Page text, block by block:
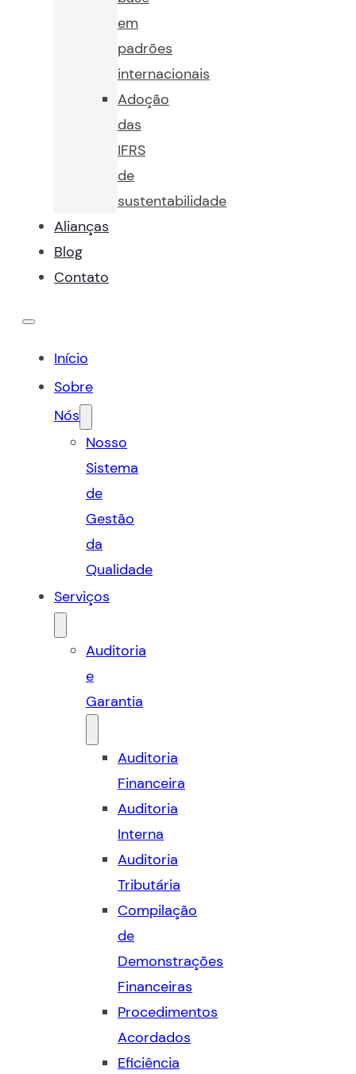
em
padrões
internacionais
Adoção
das
IFRS
de
sustentabilidade
Alianças
Blog
Contato
Início
Sobre
Nós
Nosso
Sistema
de
Gestão
da
Qualidade
Serviços
Auditoria
e
Garantia
Auditoria
Financeira
Auditoria
Interna
Auditoria
Tributária
Compilação
de
Demonstrações
Financeiras
Procedimentos
Acordados
Eficiência